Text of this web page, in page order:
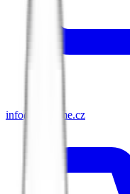
info@biketime.cz